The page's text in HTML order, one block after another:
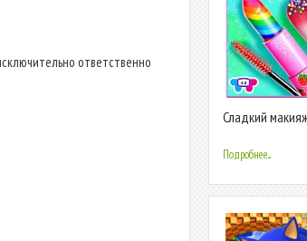
ответственно
Сладкий
Подробнее...